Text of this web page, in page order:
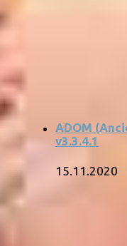
ADOM
v3.3.4.1
15.11.2020